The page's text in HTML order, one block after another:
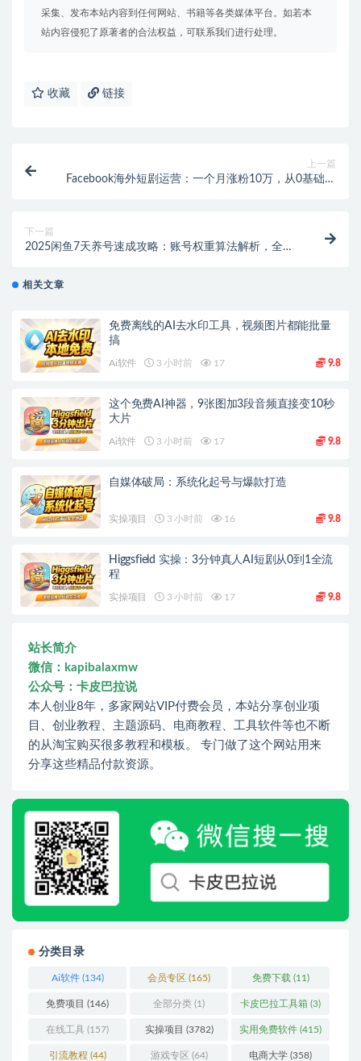
采集、发布本站内容到任何网站、书籍等各类媒体平台。如若本
站内容侵犯了原著者的合法权益，可联系我们进行处理。
收藏 链接
上一篇
Facebook海外短剧运营：一个月涨粉10万，从0基础到
下一篇
2025闲鱼7天养号速成攻略：账号权重算法解析，全流
相关文章
免费离线的AI去水印工具，视频图片都能批量
搞
Ai软件 3 小时前 17 9.8
这个免费AI神器，9张图加3段音频直接变10秒
大片
Ai软件 3 小时前 17 9.8
自媒体破局：系统化起号与爆款打造
实操项目 3 小时前 16 9.8
Higgsfield 实操：3分钟真人AI短剧从0到1全流
程
实操项目 3 小时前 17 9.8
站长简介
微信：kapibalaxmw
公众号：卡皮巴拉说
本人创业8年，多家网站VIP付费会员，本站分享创业项
目、创业教程、主题源码、电商教程、工具软件等也不断
的从淘宝购买很多教程和模板。 专门做了这个网站用来
分享这些精品付款资源。
分类目录
Ai软件(134) 会员专区 (165) 免费下载 (11)
免费项目 (146) 全部分类 (1) 卡皮巴拉工具箱 (3)
在线工具 (157) 实操项目 (3782) 实用免费软件 (415)
引流教程 (44) 游戏专区 (64) 电商大学 (358)